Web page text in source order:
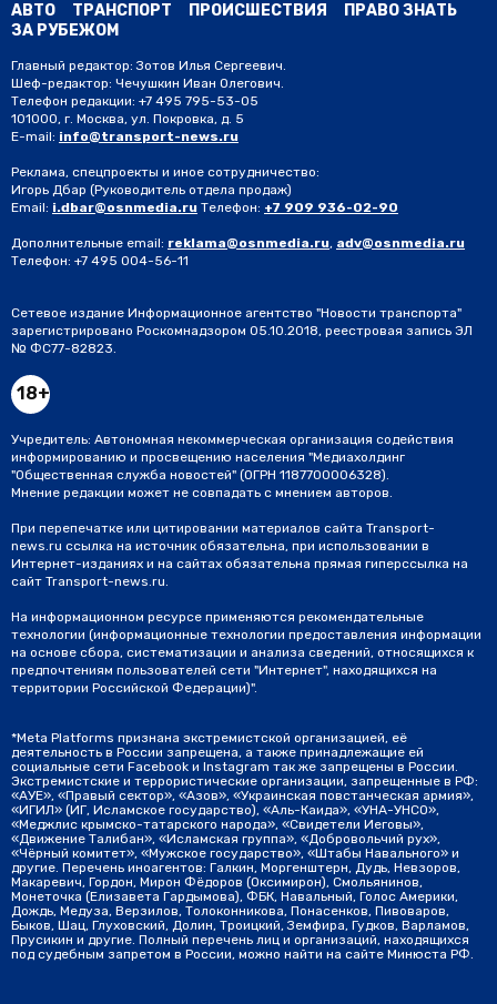
АВТО ТРАНСПОРТ ПРОИСШЕСТВИЯ
ПРАВО ЗНАТЬ
ЗА РУБЕЖОМ
Главный редактор: Зотов Илья Сергеевич.
Шеф-редактор: Чечушкин Иван Олегович.
Телефон редакции: +7 495 795-53-05
101000, г. Москва, ул. Покровка, д. 5
E-mail: info@transport-news.ru
Реклама, спецпроекты и иное сотрудничество:
Игорь Дбар (Руководитель отдела продаж)
Email: i.dbar@osnmedia.ru Телефон: +7 909 936-02-90
Дополнительные email: reklama@osnmedia.ru, adv@osnmedia.ru
Телефон: +7 495 004-56-11
Сетевое издание Информационное агентство "Новости транспорта"
зарегистрировано Роскомнадзором 05.10.2018, реестровая запись ЭЛ
№ ФС77-82823.
18+
Учредитель: Автономная некоммерческая организация содействия
информированию и просвещению населения "Медиахолдинг
"Общественная служба новостей" (ОГРН 1187700006328).
Мнение редакции может не совпадать с мнением авторов.
При перепечатке или цитировании материалов сайта Transport-
news.ru ссылка на источник обязательна, при использовании в
Интернет-изданиях и на сайтах обязательна прямая гиперссылка на
сайт Transport-news.ru.
На информационном ресурсе применяются рекомендательные
технологии (информационные технологии предоставления информации
на основе сбора, систематизации и анализа сведений, относящихся к
предпочтениям пользователей сети "Интернет", находящихся на
территории Российской Федерации)".
*Meta Platforms признана экстремистской организацией, её
деятельность в России запрещена, а также принадлежащие ей
социальные сети Facebook и Instagram так же запрещены в России.
Экстремистские и террористические организации, запрещенные в РФ:
«АУЕ», «Правый сектор», «Азов», «Украинская повстанческая армия»,
«ИГИЛ» (ИГ, Исламское государство), «Аль-Каида», «УНА-УНСО»,
«Меджлис крымско-татарского народа», «Свидетели Иеговы»,
«Движение Талибан», «Исламская группа», «Добровольчий рух»,
«Чёрный комитет», «Мужское государство», «Штабы Навального» и
другие. Перечень иноагентов: Галкин, Моргенштерн, Дудь, Невзоров,
Макаревич, Гордон, Мирон Фёдоров (Оксимирон), Смольянинов,
Монеточка (Елизавета Гардымова), ФБК, Навальный, Голос Америки,
Дождь, Медуза, Верзилов, Толоконникова, Понасенков, Пивоваров,
Быков, Шац, Глуховский, Долин, Троицкий, Земфира, Гудков, Варламов,
Прусикин и другие. Полный перечень лиц и организаций, находящихся
под судебным запретом в России, можно найти на сайте Минюста РФ.